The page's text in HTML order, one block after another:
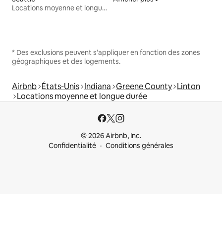
Locations moyenne et longue durée
* Des exclusions peuvent s'appliquer en fonction des zones
géographiques et des logements.
Airbnb États-Unis Indiana Greene County Linton
Locations moyenne et longue durée
© 2026 Airbnb, Inc.
Confidentialité
Conditions générales